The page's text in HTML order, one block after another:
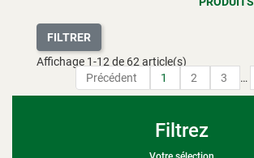
FILTRER
Affichage 1-12 de 62 article(s)
Précédent
1 2 3 …
Filtrez